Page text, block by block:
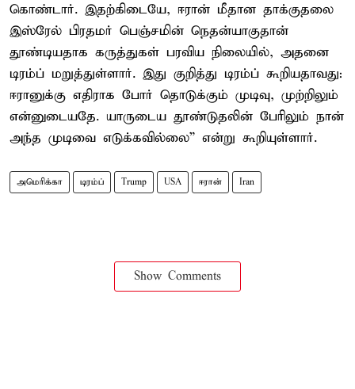
கொண்டார். இதற்கிடையே, ஈரான் மீதான தாக்குதலை
இஸ்ரேல் பிரதமர் பெஞ்சமின் நெதன்யாகுதான்
தூண்டியதாக கருத்துகள் பரவிய நிலையில், அதனை
டிரம்ப் மறுத்துள்ளார். இது குறித்து டிரம்ப் கூறியதாவது:
ஈரானுக்கு எதிராக போர் தொடுக்கும் முடிவு, முற்றிலும்
என்னுடையதே. யாருடைய தூண்டுதலின் பேரிலும் நான்
அந்த முடிவை எடுக்கவில்லை” என்று கூறியுள்ளார்.
அமெரிக்கா டிரம்ப் Trump USA ஈரான் Iran
Show Comments